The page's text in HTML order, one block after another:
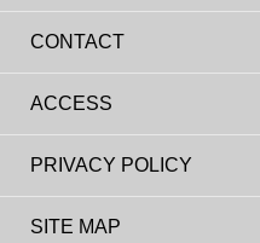
CONTACT
ACCESS
PRIVACY POLICY
SITE MAP